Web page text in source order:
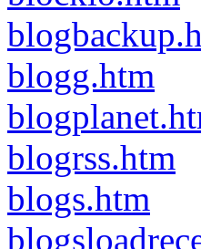
blogg.htm
blogrss.htm
blogs.htm